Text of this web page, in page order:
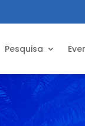
Pesquisa